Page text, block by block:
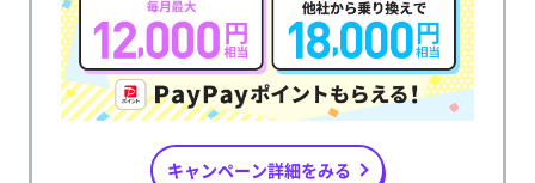
キャンペーン詳細をみる